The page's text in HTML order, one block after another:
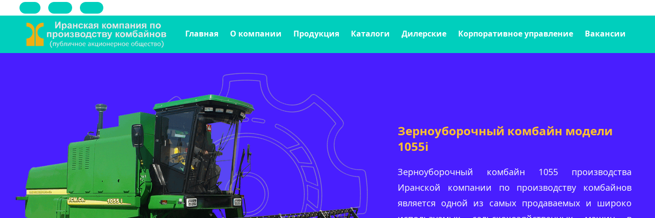
Главная О компании Продукция Каталоги Дилерские Корпоративное управление Вакансии
Зерноуборочный комбайн модели
1055i
Зерноуборочный комбайн 1055 производства
Иранской компании по производству комбайнов
является одной из самых продаваемых и широко